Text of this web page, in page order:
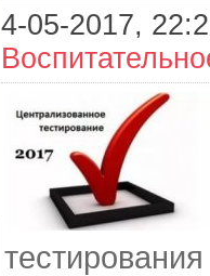
4-05-2017,